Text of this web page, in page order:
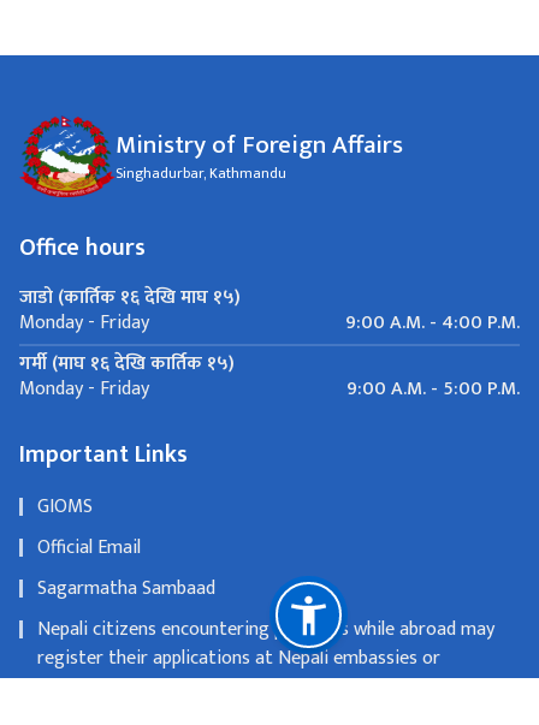
Ministry of Foreign Affairs
Singhadurbar, Kathmandu
Office hours
जाडो (कार्तिक १६ देखि माघ १५)
Monday - Friday
9:00 A.M. - 4:00 P.M.
गर्मी (माघ १६ देखि कार्तिक १५)
Monday - Friday 9:00 A.M. - 5:00 P.M.
Important Links
GIOMS
Official Email
Sagarmatha Sambaad
Nepali citizens encountering problems while abroad may
register their applications at Nepali embassies or
consulates